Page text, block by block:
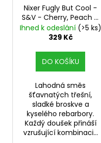
Nixer Fugly But Cool -
S&V - Cherry, Peach &
Rhubarb - 10mlTřešeň,
Broskev, Rebarbora,
Ihned k odeslání (>5 ks)
329 Kč
DO KOŠÍKU
Lahodná směs
šťavnatých třešní,
sladké broskve a
kyselého rebarbory.
Každý doušek přináší
vzrušující kombinaci...